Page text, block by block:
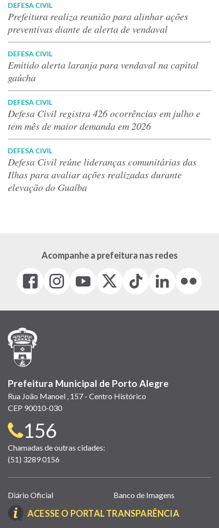
DEFESA CIVIL
Prefeitura realiza reunião para alinhar ações
preventivas diante de alerta de vendaval
DEFESA CIVIL
Emitido alerta laranja para vendaval na capital
gaúcha
DEFESA CIVIL
Defesa Civil registra 426 ocorrências em julho e
tem mês de maior demanda em 2026
DEFESA CIVIL
Defesa Civil reúne lideranças comunitárias das
Ilhas para avaliar ações realizadas durante
elevação do Guaíba
Acompanhe a prefeitura nas redes
Facebook
(link
em
janela)
Instagram
(link
em
(link
em
(Antigo
(link
Tiktok
(link
em
LinkedIn
(link
em
(link
em
Prefeitura Municipal de Porto Alegre
Rua João Manoel , 157 - Centro Histórico
CEP 90010-030
Telefone
para
contato:
156
Chamadas de outras cidades:
(51) 3289 0156
Links
úteis
(abrem
Diário Oficial Banco de Imagens
ACESSE O PORTAL TRANSPARÊNCIA(LINK